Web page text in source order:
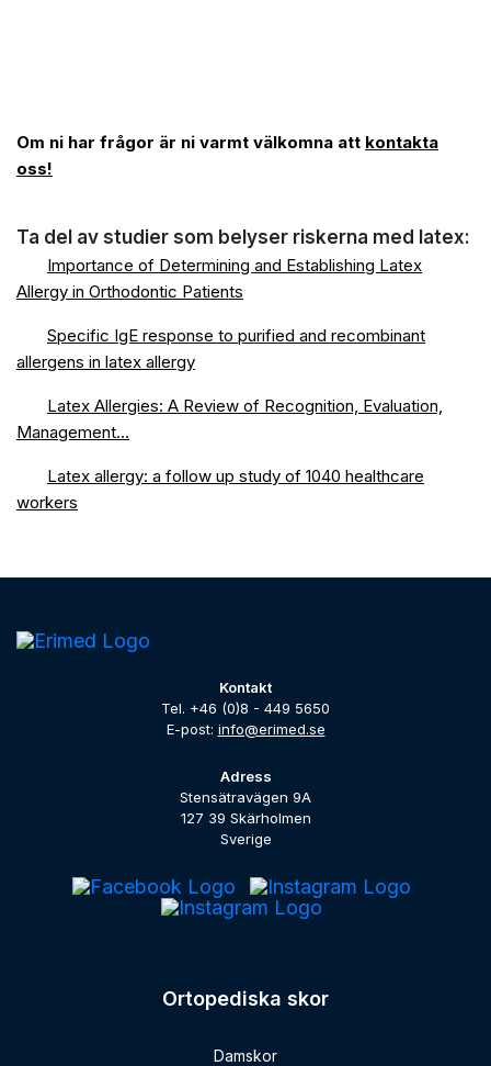
Om ni har frågor är ni varmt välkomna att kontakta
oss!
Ta del av studier som belyser riskerna med latex:
Importance of Determining and Establishing Latex
Allergy in Orthodontic Patients
Specific IgE response to purified and recombinant
allergens in latex allergy
Latex Allergies: A Review of Recognition, Evaluation,
Management...
Latex allergy: a follow up study of 1040 healthcare
workers
Kontakt
Tel. +46 (0)8 - 449 5650
E-post: info@erimed.se
Adress
Stensätravägen 9A
127 39 Skärholmen
Sverige
Ortopediska skor
Damskor